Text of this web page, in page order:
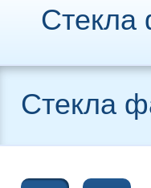
Стекла
Стекла